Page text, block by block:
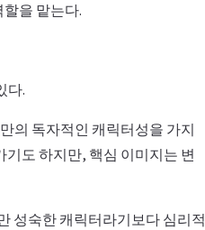
을 맡는다.
다.
의 독자적인 캐릭터성을 가지
도 하지만, 핵심 이미지는 변
성숙한 캐릭터라기보다 심리적